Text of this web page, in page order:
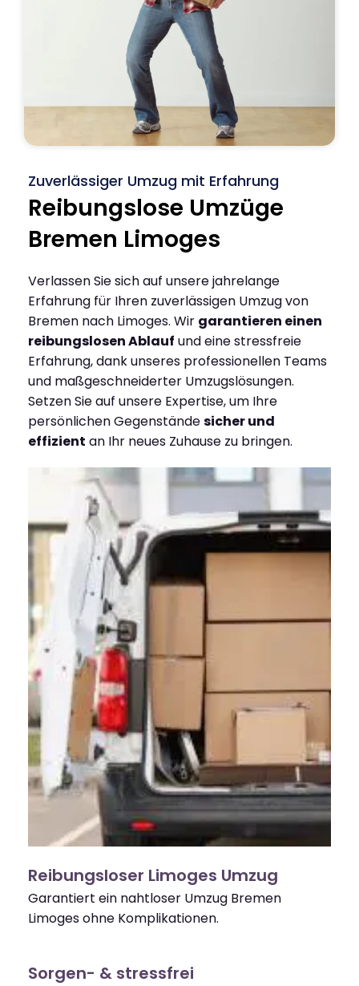
Zuverlässiger Umzug mit Erfahrung
Reibungslose Umzüge
Bremen Limoges
Verlassen Sie sich auf unsere jahrelange
Erfahrung für Ihren zuverlässigen Umzug von
Bremen nach Limoges. Wir garantieren einen
reibungslosen Ablauf und eine stressfreie
Erfahrung, dank unseres professionellen Teams
und maßgeschneiderter Umzugslösungen.
Setzen Sie auf unsere Expertise, um Ihre
persönlichen Gegenständesicher und
effizient an Ihr neues Zuhause zu bringen.
Reibungsloser Limoges Umzug
Garantiert ein nahtloser Umzug Bremen
Limoges ohne Komplikationen.
Sorgen- & stressfrei